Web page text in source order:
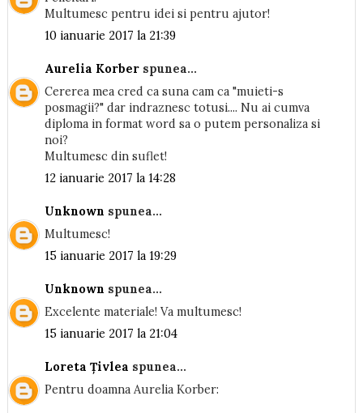
Multumesc pentru idei si pentru ajutor!
10 ianuarie 2017 la 21:39
Aurelia Korberspunea...
Cererea mea cred ca suna cam ca "muieti-s
posmagii?" dar indraznesc totusi.... Nu ai cumva
diploma in format word sa o putem personaliza si
noi?
Multumesc din suflet!
12 ianuarie 2017 la 14:28
Unknown spunea...
Multumesc!
15 ianuarie 2017 la 19:29
Unknown spunea...
Excelente materiale! Va multumesc!
15 ianuarie 2017 la 21:04
Loreta Țivlea spunea...
Pentru doamna Aurelia Korber: